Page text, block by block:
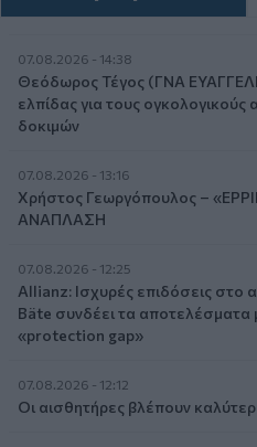
07.08.2026 - 14:38
Θεόδωρος Τέγος (ΓΝΑ
ελπίδας για τους ογκολογικούς
δοκιμών
07.08.2026 - 13:16
Χρήστος Γεωργόπουλος –
ΑΝΑΠΛΑΣΗ
07.08.2026 - 12:25
Allianz: Ισχυρές επιδόσεις στο
Bäte συνδέει τα αποτελέσματα
«protection gap»
07.08.2026 - 12:12
Οι αισθητήρες βλέπουν